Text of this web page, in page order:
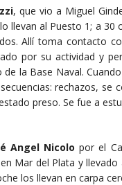
, que vio a Miguel
llevan al Puesto 1; a
Allí toma contacto
por su actividad y
la Base Naval.
rechazos,
preso. Se fue a
Angel Nicolo por el
Mar del Plata y
los llevan en carpa